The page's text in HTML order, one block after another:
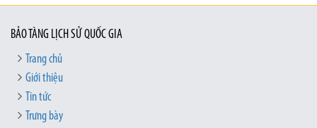
BẢO TÀNG LỊCH SỬ QUỐC GIA
Trang chủ
Giới thiệu
Tin tức
Trưng bày